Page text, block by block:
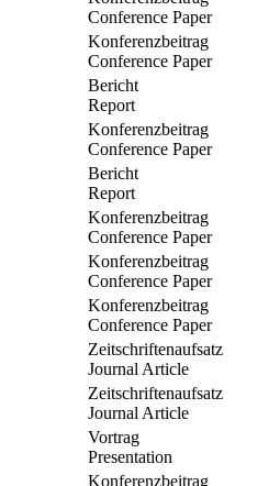
Conference Paper
Konferenzbeitrag
Conference Paper
Bericht
Report
Konferenzbeitrag
Conference Paper
Bericht
Report
Konferenzbeitrag
Conference Paper
Konferenzbeitrag
Conference Paper
Konferenzbeitrag
Conference Paper
Zeitschriftenaufsatz
Journal Article
Zeitschriftenaufsatz
Journal Article
Vortrag
Presentation
Konferenzbeitrag